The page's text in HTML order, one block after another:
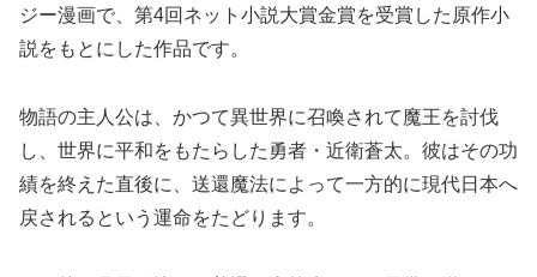
ジー漫画で、第4回ネット小説大賞金賞を受賞した原作小
説をもとにした作品です。
物語の主人公は、かつて異世界に召喚されて魔王を討伐
し、世界に平和をもたらした勇者・近衛蒼太。彼はその功
績を終えた直後に、送還魔法によって一方的に現代日本へ
戻されるという運命をたどります。